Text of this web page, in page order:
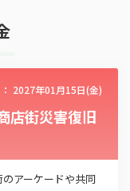
2027年01月15日(金)
店街災害復旧
アーケードや共同